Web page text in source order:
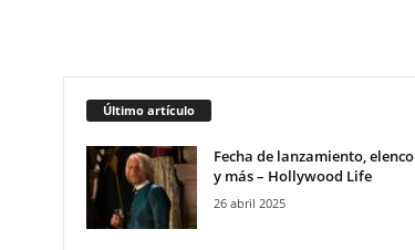
Último artículo
Fecha de lanzamiento, elenco
y más – Hollywood Life
26 abril 2025